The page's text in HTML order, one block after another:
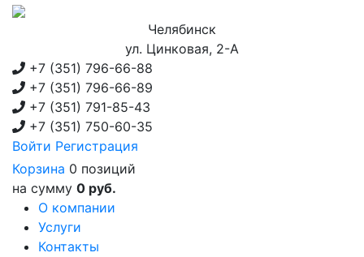
Челябинск
ул. Цинковая, 2-А
+7 (351) 796-66-88
+7 (351) 796-66-89
+7 (351) 791-85-43
+7 (351) 750-60-35
Войти Регистрация
Корзина 0 позиций
на сумму 0 руб.
О компании
Услуги
Контакты